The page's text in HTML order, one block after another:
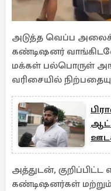
அடுத்த வெப்ப
கண்டிஷனர்
மக்கள் பல்பொருள்
வரிசையில்
அத்துடன்,
கண்டிஷனர்கள் மற்றும்